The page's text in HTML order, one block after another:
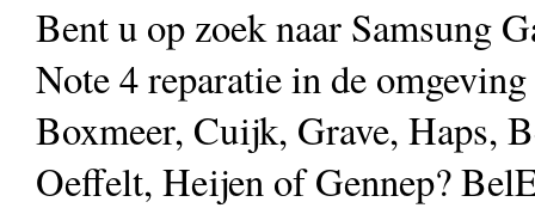
Bent u op zoek naar Samsung
Note 4 reparatie in de omgeving
Boxmeer, Cuijk, Grave, Haps,
Oeffelt, Heijen of Gennep?